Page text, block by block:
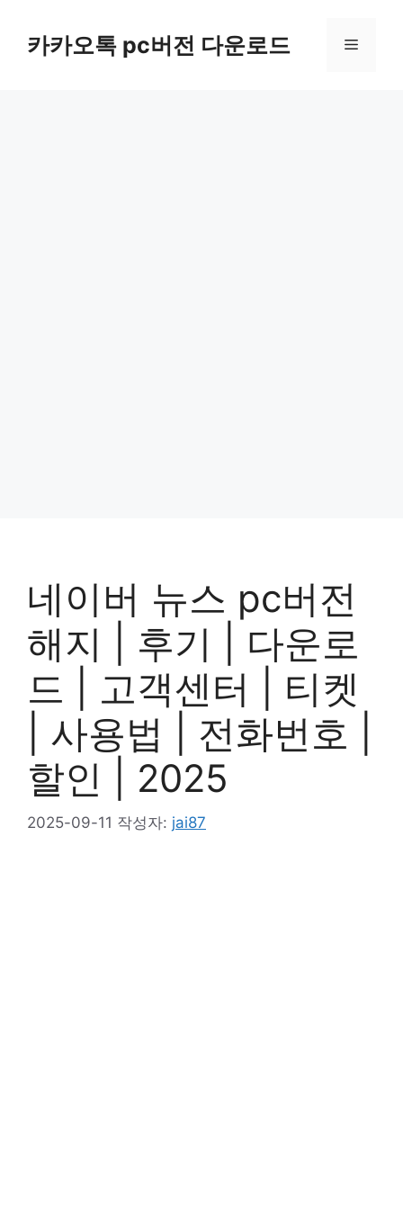
카카오톡 pc버전 다운로드 메
네이버 뉴스 pc버전
해지 | 후기 | 다운로
드 | 고객센터 | 티켓
| 사용법 | 전화번호 |
할인 | 2025
2025-09-11 작성자: jai87